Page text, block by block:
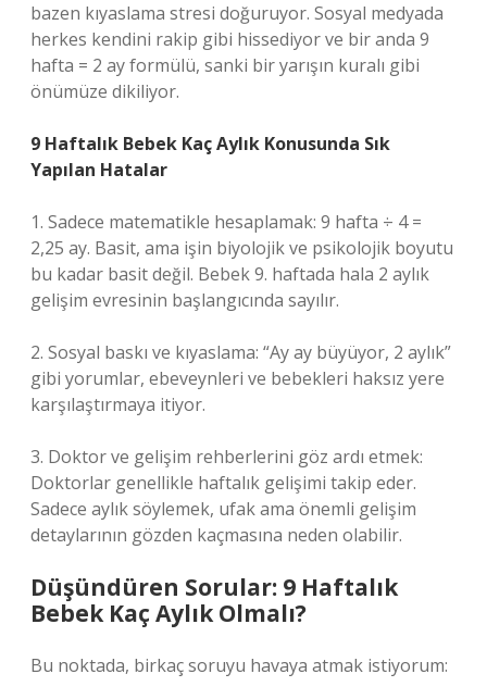
bazen kıyaslama stresi doğuruyor. Sosyal medyada
herkes kendini rakip gibi hissediyor ve bir anda 9
hafta = 2 ay formülü, sanki bir yarışın kuralı gibi
önümüze dikiliyor.
9 Haftalık Bebek Kaç Aylık Konusunda Sık
Yapılan Hatalar
1. Sadece matematikle hesaplamak: 9 hafta ÷ 4 =
2,25 ay. Basit, ama işin biyolojik ve psikolojik boyutu
bu kadar basit değil. Bebek 9. haftada hala 2 aylık
gelişim evresinin başlangıcında sayılır.
2. Sosyal baskı ve kıyaslama: “Ay ay büyüyor, 2 aylık”
gibi yorumlar, ebeveynleri ve bebekleri haksız yere
karşılaştırmaya itiyor.
3. Doktor ve gelişim rehberlerini göz ardı etmek:
Doktorlar genellikle haftalık gelişimi takip eder.
Sadece aylık söylemek, ufak ama önemli gelişim
detaylarının gözden kaçmasına neden olabilir.
Düşündüren Sorular: 9 Haftalık
Bebek Kaç Aylık Olmalı?
Bu noktada, birkaç soruyu havaya atmak istiyorum: